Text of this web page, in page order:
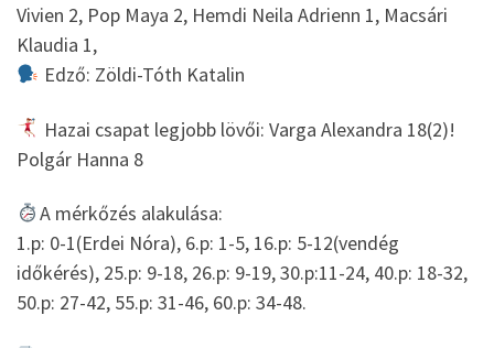
Vivien 2, Pop Maya 2, Hemdi Neila Adrienn 1, Macsári
Klaudia 1,
Edző: Zöldi-Tóth Katalin
Hazai csapat legjobb lövői: Varga Alexandra 18(2)!
Polgár Hanna 8
A mérkőzés alakulása:
1.p: 0-1(Erdei Nóra), 6.p: 1-5, 16.p: 5-12(vendég
időkérés), 25.p: 9-18, 26.p: 9-19, 30.p:11-24, 40.p: 18-32,
50.p: 27-42, 55.p: 31-46, 60.p: 34-48.